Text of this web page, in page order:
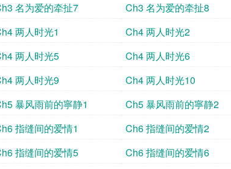
名为爱的牵扯7 Ch3 名为爱的牵扯8
两人时光1 Ch4 两人时光2
两人时光5 Ch4 两人时光6
两人时光9 Ch4 两人时光10
暴风雨前的寧静1 Ch5 暴风雨前的寧静2
指缝间的爱情1 Ch6 指缝间的爱情2
指缝间的爱情5 Ch6 指缝间的爱情6